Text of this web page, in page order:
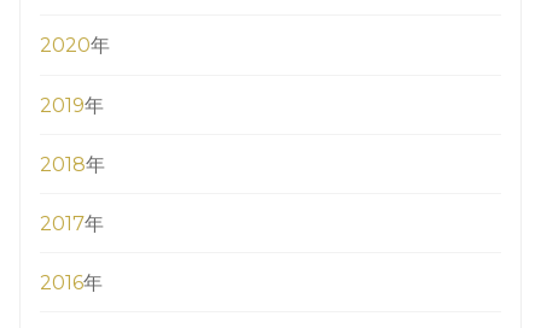
2020年
2019年
2018年
2017年
2016年